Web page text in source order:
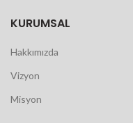
KURUMSAL
Hakkımızda
Vizyon
Misyon